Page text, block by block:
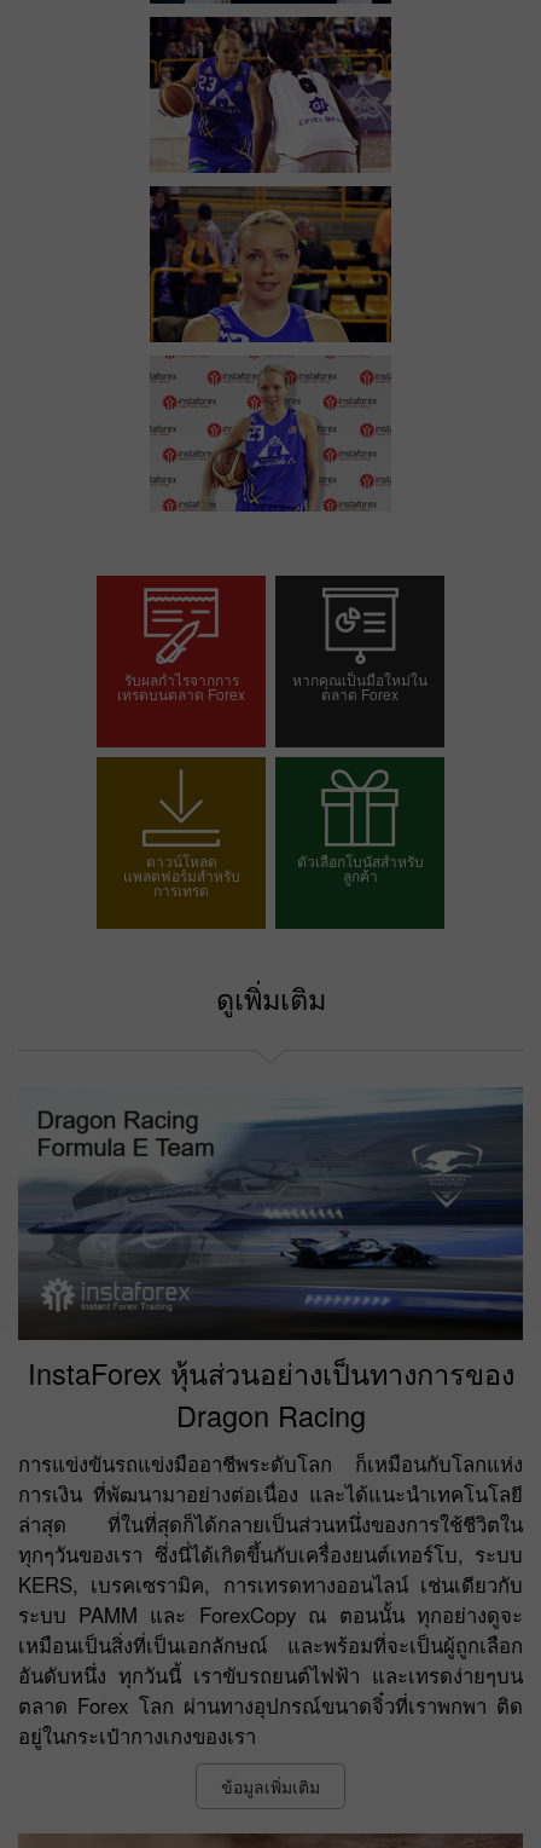
รับผลกำไรจากการ
เทรดบนตลาด Forex
หากคุณเป็นมือใหม่ใน
ตลาด Forex
เปิดบัญชีเดโม
ดาวน์โหลด
แพลตฟอร์มสำหรับ
การเทรด
ตัวเลือกโบนัสสำหรับ
ลูกค้า
ดูเพิ่มเติม
InstaForex หุ้นส่วนอย่างเป็นทางการของ
Dragon Racing
การแข่งขันรถแข่งมืออาชีพระดับโลก ก็เหมือนกับโลกแห่ง
การเงิน ที่พัฒนามาอย่างต่อเนื่อง และได้แนะนำเทคโนโลยี
ล่าสุด ที่ในที่สุดก็ได้กลายเป็นส่วนหนึ่งของการใช้ชีวิตใน
ทุกๆวันของเรา ซึ่งนี่ได้เกิดขึ้นกับเครื่องยนต์เทอร์โบ, ระบบ
KERS, เบรคเซรามิค, การเทรดทางออนไลน์ เช่นเดียวกับ
ระบบ PAMM และ ForexCopy ณ ตอนนั้น ทุกอย่างดูจะ
เหมือนเป็นสิ่งที่เป็นเอกลักษณ์ และพร้อมที่จะเป็นผู้ถูกเลือก
อันดับหนึ่ง ทุกวันนี้ เราขับรถยนต์ไฟฟ้า และเทรดง่ายๆบน
ตลาด Forex โลก ผ่านทางอุปกรณ์ขนาดจิ๋วที่เราพกพา ติด
อยู่ในกระเป๋ากางเกงของเรา
ข้อมูลเพิ่มเติม